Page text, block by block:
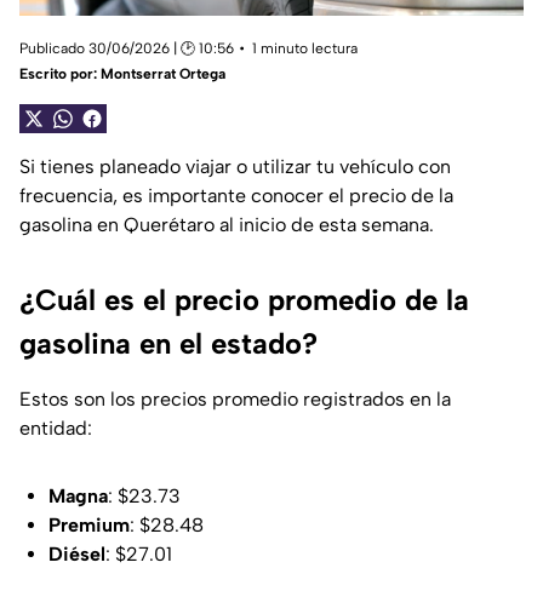
Publicado 30/06/2026 | 🕑 10:56
1 minuto lectura
Escrito por: Montserrat Ortega
Si tienes planeado viajar o utilizar tu vehículo con
frecuencia, es importante conocer el precio de la
gasolina en Querétaro al inicio de esta semana.
¿Cuál es el precio promedio de la
gasolina en el estado?
Estos son los precios promedio registrados en la
entidad:
Magna: $23.73
Premium: $28.48
Diésel: $27.01